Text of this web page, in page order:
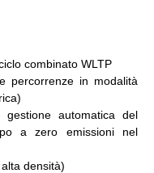
combinato WLTP
percorrenze in modalità
gestione automatica del
a zero emissioni nel
densità)